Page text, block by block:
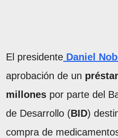
El presidente Daniel
aprobación de un
millones por parte del
de Desarrollo (BID)
compra de